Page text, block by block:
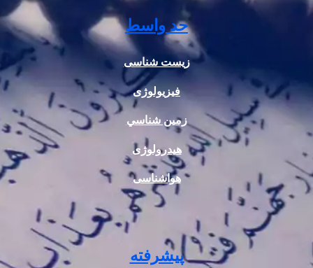
حد واسط
زیست شناسی
فیزیولوژی
زمين شناسي
هیدرولوژی
هواشناسی
پیشرفته